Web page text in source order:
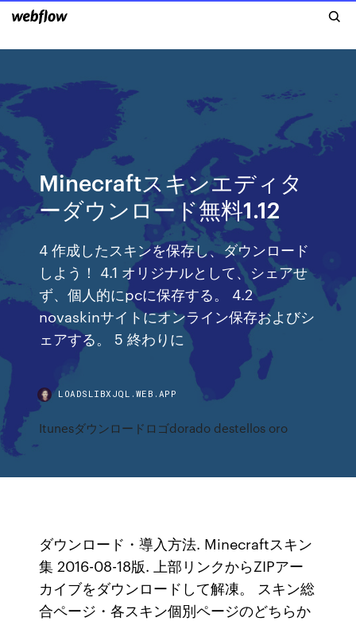
Minecraftスキンエディタ
ーダウンロード無料1.12
4 作成したスキンを保存し、ダウンロード
しよう！ 4.1 オリジナルとして、シェアせ
ず、個人的にpcに保存する。 4.2
novaskinサイトにオンライン保存およびシ
ェアする。 5 終わりに
LOADSLIBXJQL.WEB.APP
Itunesダウンロードロゴdorado destellos oro
ダウンロード・導入方法. Minecraftスキン
集 2016-08-18版. 上部リンクからZIPアー
カイブをダウンロードして解凍。 スキン総
合ページ・各スキン個別ページのどちらか